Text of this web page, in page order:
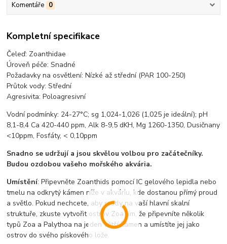
Komentáře 0
Kompletní specifikace
Čeleď: Zoanthidae
Úroveň péče: Snadné
Požadavky na osvětlení: Nízké až střední (PAR 100-250)
Průtok vody: Střední
Agresivita: Poloagresivní
Vodní podmínky: 24-27°C; sg 1,024-1,026 (1,025 je ideální); pH
8,1-8,4 Ca 420-440 ppm, Alk 8-9,5 dKH, Mg 1260-1350, Dusičnany
<10ppm, Fosfáty, < 0,10ppm
Snadno se udržují a jsou skvělou volbou pro začátečníky.
Budou ozdobou vašeho mořského akvária.
Umístění: Připevněte Zoanthids pomocí IC gelového lepidla nebo
tmelu na odkrytý kámen níže v akváriu, kde dostanou přímý proud
a světlo. Pokud nechcete, aby rostly na vaší hlavní skalní
struktuře, zkuste vytvořit ostrov Zoa tím, že připevníte několik
typů Zoa a Palythoa na jeden větší kámen a umístíte jej jako
ostrov do svého pískového lože.